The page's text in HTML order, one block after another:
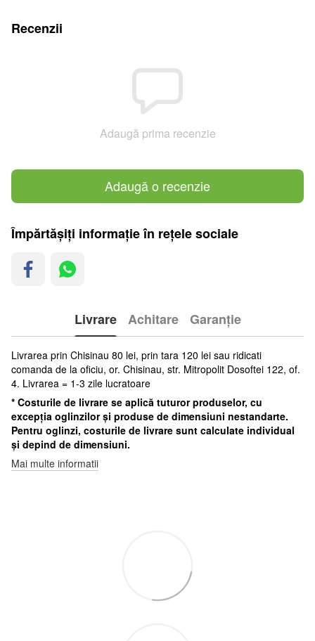
Recenzii
Adaugă prima recenzie
Adaugă o recenzie
Împărtășiți informație în rețele sociale
Livrare Achitare Garanție
Livrarea prin Chisinau 80 lei, prin tara 120 lei sau ridicati
comanda de la oficiu, or. Chisinau, str. Mitropolit Dosoftei 122, of.
4. Livrarea = 1-3 zile lucratoare
* Costurile de livrare se aplică tuturor produselor, cu
excepția oglinzilor și produse de dimensiuni nestandarte.
Pentru oglinzi, costurile de livrare sunt calculate individual
și depind de dimensiuni.
Mai multe informatii